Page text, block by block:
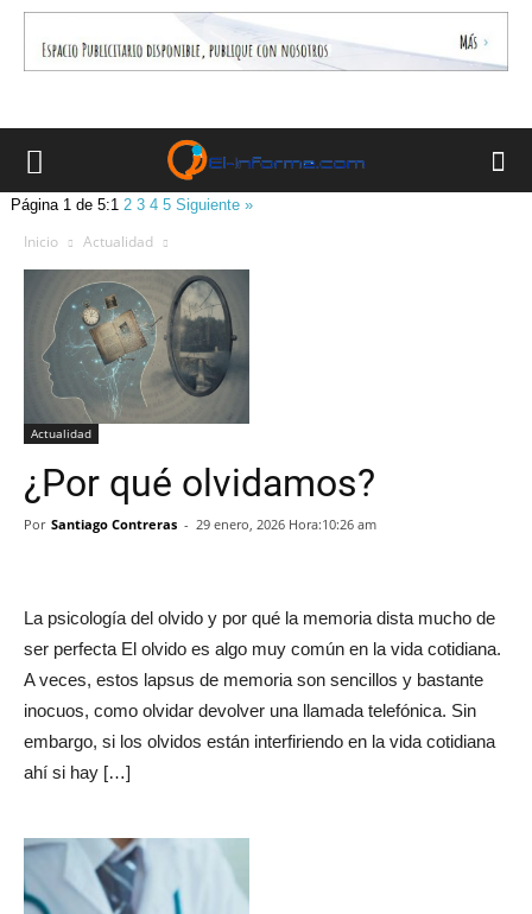
Página 1 de 5:12 3 4 5 Siguiente »
Inicio Actualidad
Actualidad
¿Por qué olvidamos?
Por Santiago Contreras - 29 enero, 2026 Hora:10:26 am
La psicología del olvido y por qué la memoria dista mucho de
ser perfecta El olvido es algo muy común en la vida cotidiana.
A veces, estos lapsus de memoria son sencillos y bastante
inocuos, como olvidar devolver una llamada telefónica. Sin
embargo, si los olvidos están interfiriendo en la vida cotidiana
ahí si hay […]